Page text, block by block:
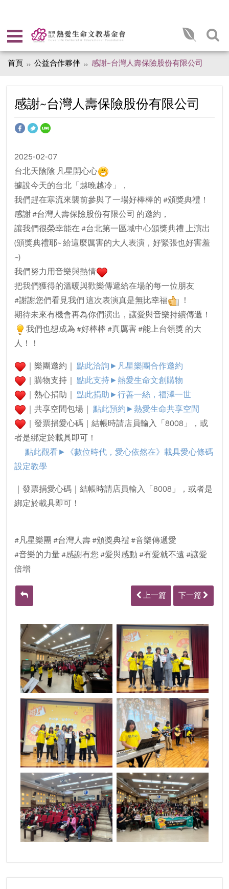
首頁 公益合作夥伴 感謝~台灣人壽保險股份有限公司
感謝~台灣人壽保險股份有限公司
2025-02-07
台北天陰陰 凡星開心心
據說今天的台北「越晚越冷」，
我們趕在寒流來襲前參與了一場好棒棒的 #頒獎典禮！
感謝 #台灣人壽保險股份有限公司 的邀約，
讓我們很榮幸能在 #台北第一區域中心頒獎典禮 上演出
(頒獎典禮耶~ 給這麼厲害的大人表演，好緊張也好害羞
~)
我們努力用音樂與熱情
把我們獲得的溫暖與歡樂傳遞給在場的每一位朋友
#謝謝您們看見我們 這次表演真是無比幸福
！
期待未來有機會再為你們演出，讓愛與音樂持續傳遞！
我們也想成為 #好棒棒 #真厲害 #能上台領獎 的大
人！！
｜樂團邀約｜點此洽詢►凡星樂團合作邀約
｜購物支持｜
點此支持►熱愛生命文創購物
｜熱心捐助｜點此捐助►行善一絲，福澤一世
｜共享空間包場｜點此預約►熱愛生命共享空間
｜發票捐愛心碼｜結帳時請店員輸入「8008」，或
者是綁定於載具即可！
點此觀看►
《數位時代，愛心依然在》載具愛心條碼
設定教學
｜發票捐愛心碼｜結帳時請店員輸入「8008」，或者是
綁定於載具即可！
#凡星樂團 #台灣人壽 #頒獎典禮 #音樂傳遞愛
#音樂的力量 #感謝有您 #愛與感動 #有愛就不遠 #讓愛
倍增
下一篇
上一篇